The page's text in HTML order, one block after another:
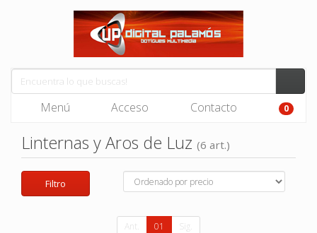
Menú Acceso Contacto 0
Linternas y Aros de Luz (6 art.)
Filtro
Ant. 01 Sig.